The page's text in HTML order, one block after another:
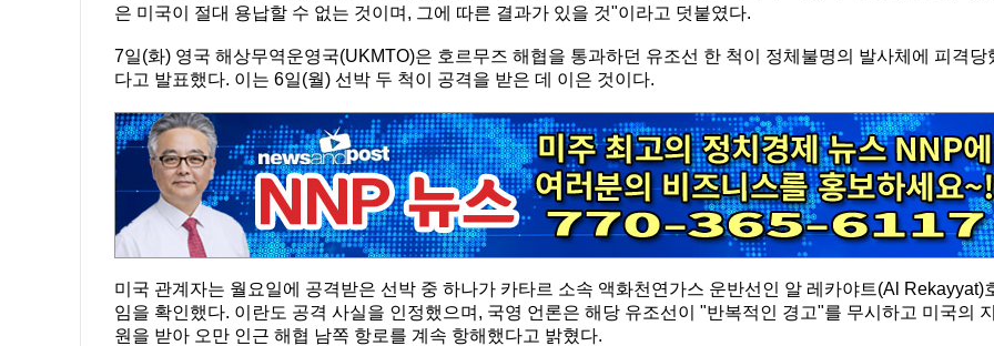
은 미국이 절대 용납할 수 없는 것이며, 그에 따른 결과가 있을 것"이라고 덧붙였다.
7일(화) 영국 해상무역운영국(UKMTO)은 호르무즈 해협을 통과하던 유조선 한 척이 정체불명의 발사체에 피격당
다고 발표했다. 이는 6일(월) 선박 두 척이 공격을 받은 데 이은 것이다.
미국 관계자는 월요일에 공격받은 선박 중 하나가 카타르 소속 액화천연가스 운반선인 알 레카야트(Al Rekayyat)
임을 확인했다. 이란도 공격 사실을 인정했으며, 국영 언론은 해당 유조선이 "반복적인 경고"를 무시하고 미국의
원을 받아 오만 인근 해협 남쪽 항로를 계속 항해했다고 밝혔다.